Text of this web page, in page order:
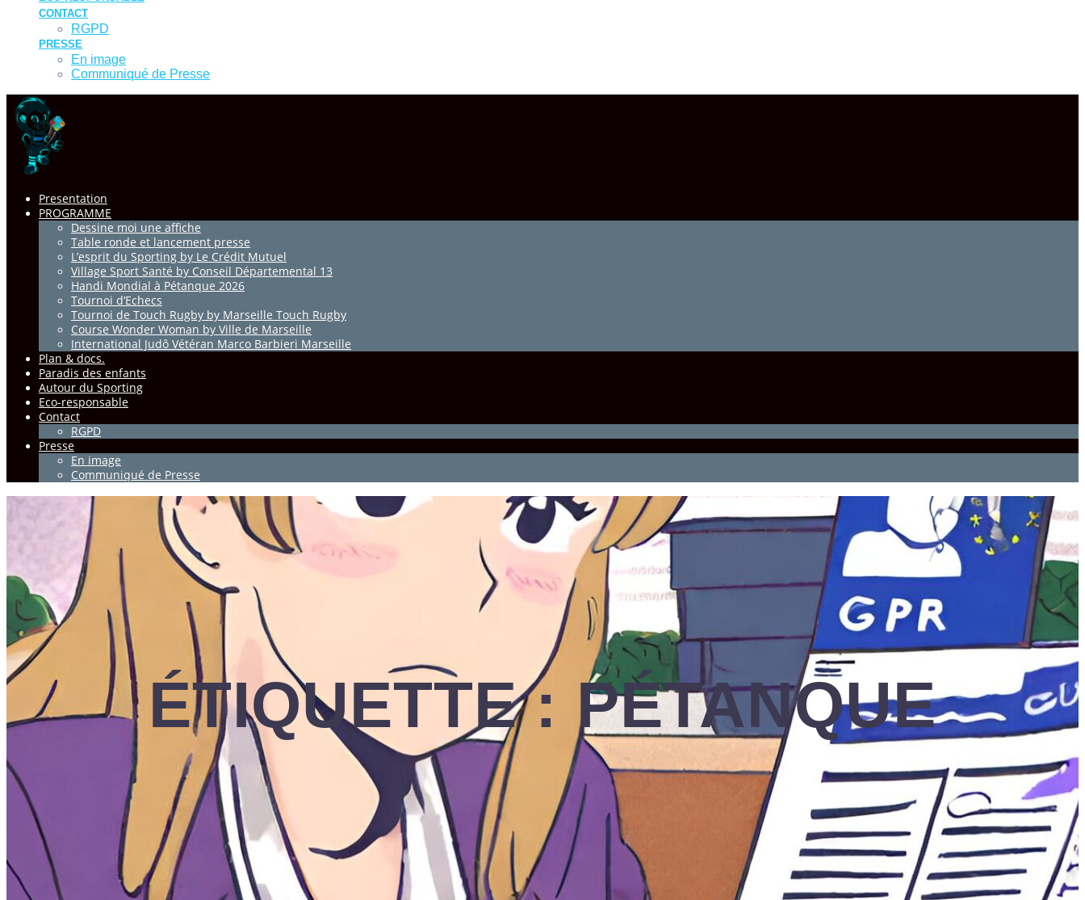
CONTACT
RGPD
PRESSE
En image
Communiqué de Presse
Presentation
PROGRAMME
Dessine moi une affiche
Table ronde et lancement presse
L’esprit du Sporting by Le Crédit Mutuel
Village Sport Santé by Conseil Départemental 13
Handi Mondial à Pétanque 2026
Tournoi d’Echecs
Tournoi de Touch Rugby by Marseille Touch Rugby
Course Wonder Woman by Ville de Marseille
International Judô Vétéran Marco Barbieri Marseille
Plan & docs.
Paradis des enfants
Autour du Sporting
Eco-responsable
Contact
RGPD
Presse
En image
Communiqué de Presse
ÉTIQUETTE : PÉTANQUE